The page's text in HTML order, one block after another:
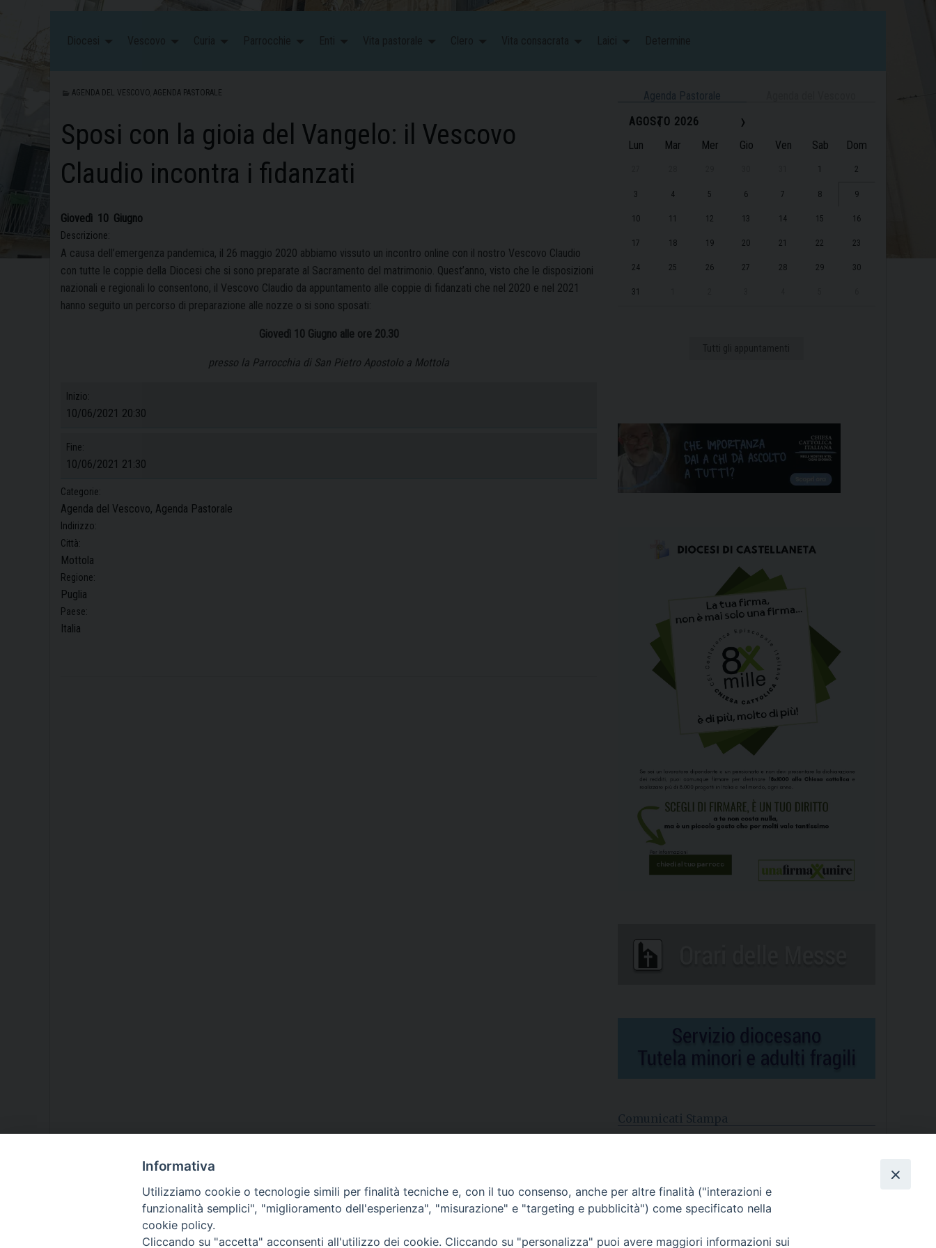
AGENDA DEL VESCOVO AGENDA PASTORALE
Sposi con la gioia del Vangelo: il Vescovo
Claudio incontra i fidanzati
Giovedì 10 Giugno
Descrizione:
A causa dell’emergenza pandemica, il 26 maggio 2020 abbiamo vissuto un incontro online con il nostro Vescovo Claudio
con tutte le coppie della Diocesi che si sono preparate al Sacramento del matrimonio. Quest’anno, visto che le disposizioni
nazionali e regionali lo consentono, il Vescovo Claudio da appuntamento alle coppie di fidanzati che nel 2020 e nel 2021
hanno seguito un percorso di preparazione alle nozze o si sono sposati:
Giovedì 10 Giugno alle ore 20.30
presso la Parrocchia di San Pietro Apostolo a Mottola
Inizio:
10/06/2021 20:30
Fine:
10/06/2021 21:30
Categorie:
Agenda del Vescovo, Agenda Pastorale
Indirizzo:
Città:
Mottola
Regione:
Puglia
Paese:
Italia
Agenda Pastorale
‹
AGOSTO 2026 ›
Lun Mar Mer Gio Ven Sab Dom
1 2
3 4 5 6 7 8 9
10 11 12 13 14 15 16
17 18 19 20 21 22 23
24 25 26 27 28 29 30
31
Comunicati Stampa
Nasce la Consulta Diocesana delle Aggregazioni Laicali di
Castellaneta
Archivio comunicati stampa
Informativa
Utilizziamo cookie o tecnologie simili per finalità tecniche e, con il tuo consenso, anche per altre finalità ("interazioni e
funzionalità semplici", "miglioramento dell'esperienza", "misurazione" e "targeting e pubblicità") come specificato nella
cookie policy.
Cliccando su "accetta" acconsenti all'utilizzo dei cookie. Cliccando su "personalizza" puoi avere maggiori informazioni sui